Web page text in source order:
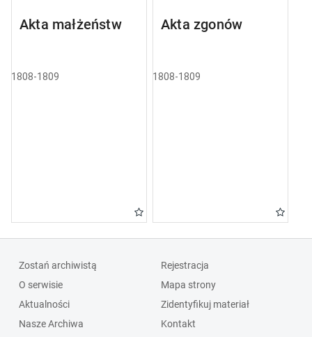
Akta małżeństw
1808-1809
Akta zgonów
1808-1809
Zostań archiwistą
O serwisie
Aktualności
Nasze Archiwa
Rejestracja
Mapa strony
Zidentyfikuj materiał
Kontakt